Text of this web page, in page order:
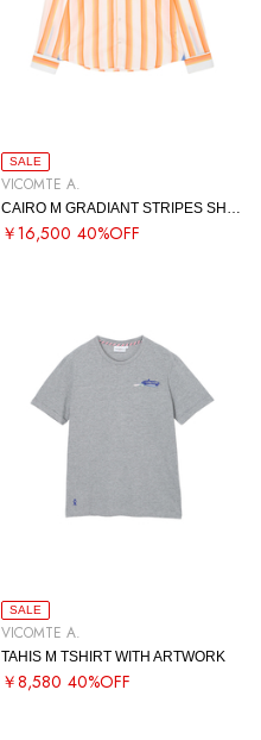
SALE
VICOMTE A.
￥16,500 40%OFF
SALE
VICOMTE A.
TAHIS M TSHIRT WITH ARTWORK
￥8,580 40%OFF